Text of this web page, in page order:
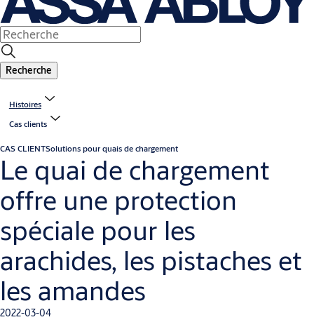
Recherche
Histoires
Cas clients
CAS CLIENTSolutions pour quais de chargement
Le quai de chargement
offre une protection
spéciale pour les
arachides, les pistaches et
les amandes
2022-03-04